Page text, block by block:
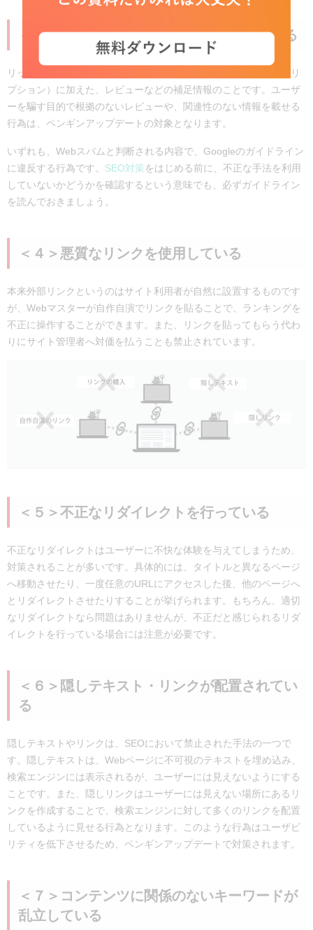
＜３＞リッチスニペットの不正利用している
リッチスニペットは、検索結果に表示される要約部分（ディスクリ
プション）に加えた、レビューなどの補足情報のことです。ユーザ
ーを騙す目的で根拠のないレビューや、関連性のない情報を載せる
行為は、ペンギンアップデートの対象となります。
いずれも、Webスパムと判断される内容で、Googleのガイドライン
に違反する行為です。 SEO対策をはじめる前に、不正な手法を利用
していないかどうかを確認するという意味でも、必ずガイドライン
を読んでおきましょう。
＜４＞悪質なリンクを使用している
本来外部リンクというのはサイト利用者が自然に設置するものです
が、Webマスターが自作自演でリンクを貼ることで、ランキングを
不正に操作することができます。また、リンクを貼ってもらう代わ
りにサイト管理者へ対価を払うことも禁止されています。
＜５＞不正なリダイレクトを行っている
不正なリダイレクトはユーザーに不快な体験を与えてしまうため、
対策されることが多いです。具体的には、タイトルと異なるページ
へ移動させたり、一度任意のURLにアクセスした後、他のページへ
とリダイレクトさせたりすることが挙げられます。もちろん、適切
なリダイレクトなら問題はありませんが、不正だと感じられるリダ
イレクトを行っている場合には注意が必要です。
＜６＞隠しテキスト・リンクが配置されてい
る
隠しテキストやリンクは、SEOにおいて禁止された手法の一つで
す。隠しテキストは、Webページに不可視のテキストを埋め込み、
検索エンジンには表示されるが、ユーザーには見えないようにする
ことです。また、隠しリンクはユーザーには見えない場所にあるリ
ンクを作成することで、検索エンジンに対して多くのリンクを配置
しているように見せる行為となります。このような行為はユーザビ
リティを低下させるため、ペンギンアップデートで対策されます。
＜７＞コンテンツに関係のないキーワードが
乱立している